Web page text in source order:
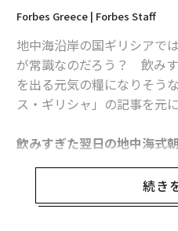
Forbes Greece | Forbes Staff
地中海沿岸の国ギリシアで
が常識なのだろう？ 飲み
を出る元気の糧になりそう
ス・ギリシャ」の記事を元
飲みすぎた翌日の地中海式
続き